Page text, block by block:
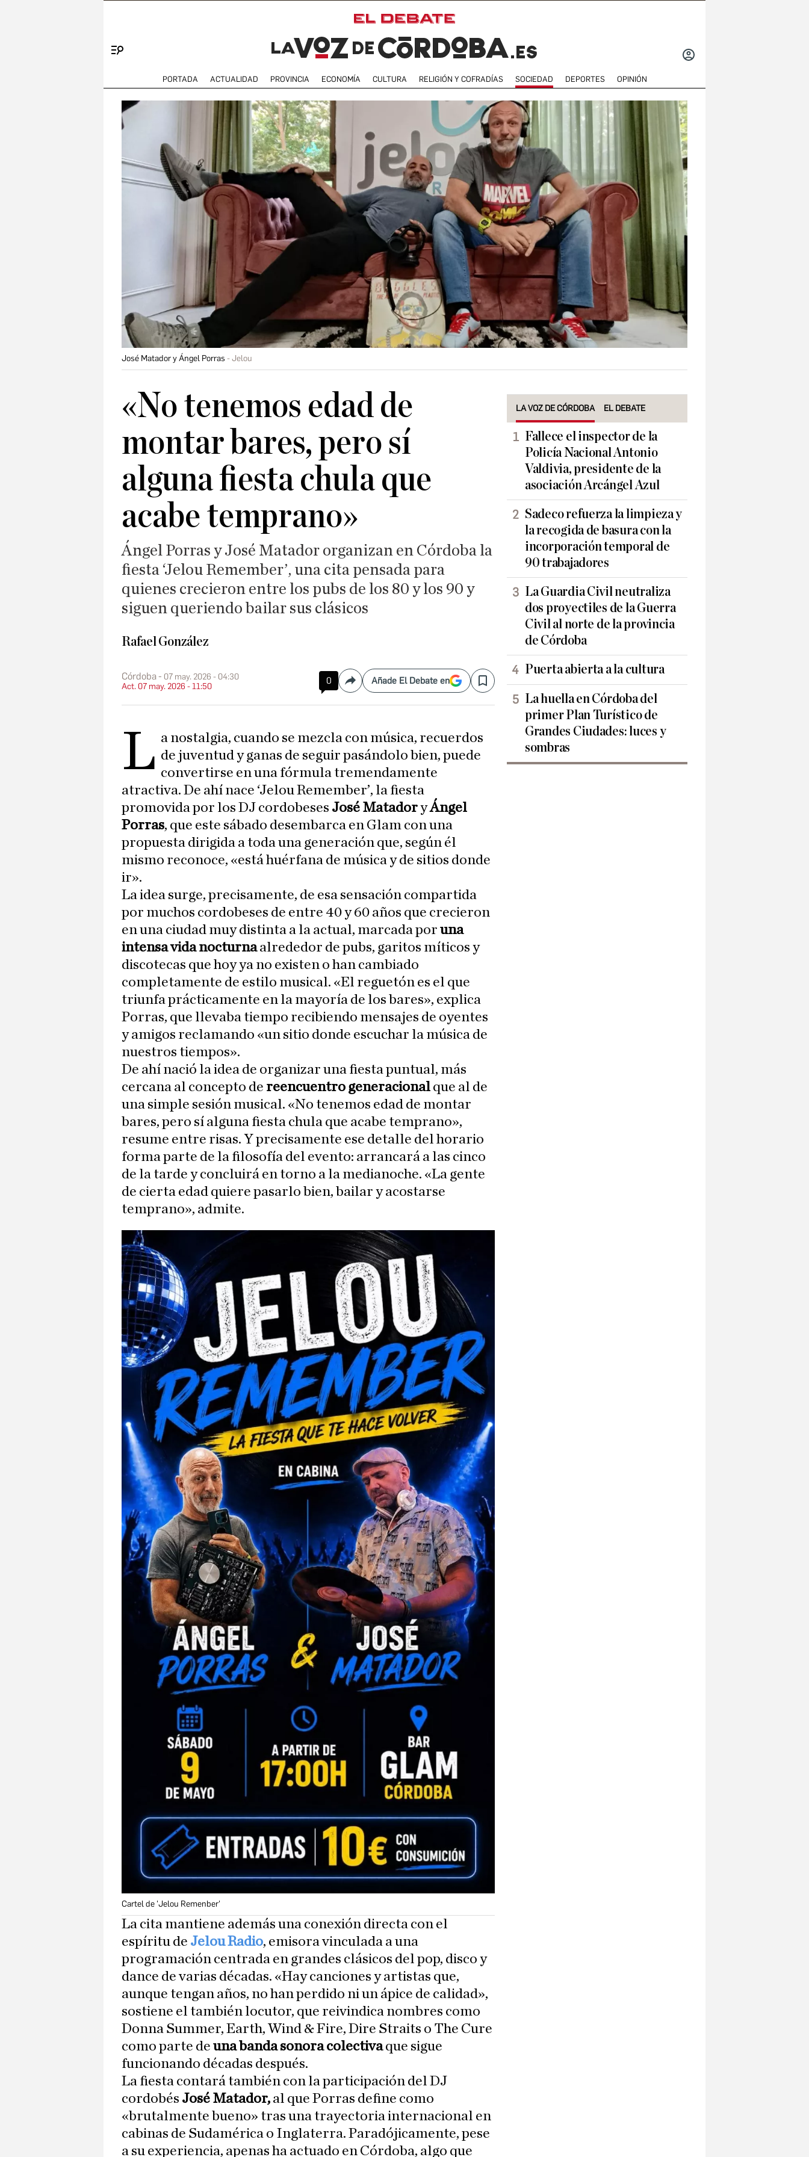
PORTADA ACTUALIDAD PROVINCIA ECONOMÍA CULTURA RELIGIÓN Y COFRADÍAS SOCIEDAD DEPORTES OPINIÓN
José Matador y Ángel Porras Jelou
«No tenemos edad de
montar bares, pero sí
alguna fiesta chula que
acabe temprano»
Ángel Porras y José Matador organizan en Córdoba la
fiesta ‘Jelou Remember’, una cita pensada para
quienes crecieron entre los pubs de los 80 y los 90 y
siguen queriendo bailar sus clásicos
Rafael González
Córdoba
07 may. 2026 - 04:30
Act. 07 may. 2026 - 11:50
0 CompartirAñade El Debate en Save
L a nostalgia, cuando se mezcla con música, recuerdos
de juventud y ganas de seguir pasándolo bien, puede
convertirse en una fórmula tremendamente
atractiva. De ahí nace ‘Jelou Remember’, la fiesta
promovida por los DJ cordobeses José MatadoryÁngel
Porras, que este sábado desembarca en Glam con una
propuesta dirigida a toda una generación que, según él
mismo reconoce, «está huérfana de música y de sitios donde
ir».
La idea surge, precisamente, de esa sensación compartida
por muchos cordobeses de entre 40 y 60 años que crecieron
en una ciudad muy distinta a la actual, marcada por una
intensa vida nocturnaalrededor de pubs, garitos míticos y
discotecas que hoy ya no existen o han cambiado
completamente de estilo musical. «El reguetón es el que
triunfa prácticamente en la mayoría de los bares», explica
Porras, que llevaba tiempo recibiendo mensajes de oyentes
y amigos reclamando «un sitio donde escuchar la música de
nuestros tiempos».
De ahí nació la idea de organizar una fiesta puntual, más
cercana al concepto de reencuentro generacional que al de
una simple sesión musical. «No tenemos edad de montar
bares, pero sí alguna fiesta chula que acabe temprano»,
resume entre risas. Y precisamente ese detalle del horario
forma parte de la filosofía del evento: arrancará a las cinco
de la tarde y concluirá en torno a la medianoche. «La gente
de cierta edad quiere pasarlo bien, bailar y acostarse
temprano», admite.
Cartel de 'Jelou Remenber'
La cita mantiene además una conexión directa con el
espíritu de Jelou Radio, emisora vinculada a una
programación centrada en grandes clásicos del pop, disco y
dance de varias décadas. «Hay canciones y artistas que,
aunque tengan años, no han perdido ni un ápice de calidad»,
sostiene el también locutor, que reivindica nombres como
Donna Summer, Earth, Wind & Fire, Dire Straits o The Cure
como parte de una banda sonora colectivaque sigue
funcionando décadas después.
La fiesta contará también con la participación del DJ
cordobés José Matador, al que Porras define como
«brutalmente bueno» tras una trayectoria internacional en
cabinas de Sudamérica o Inglaterra. Paradójicamente, pese
a su experiencia, apenas ha actuado en Córdoba, algo que
LA VOZ DE CÓRDOBA EL DEBATE
Fallece el inspector de la
Policía Nacional Antonio
Valdivia, presidente de la
asociación Arcángel Azul
Sadeco refuerza la limpieza y
la recogida de basura con la
incorporación temporal de
90 trabajadores
La Guardia Civil neutraliza
dos proyectiles de la Guerra
Civil al norte de la provincia
de Córdoba
Puerta abierta a la cultura
La huella en Córdoba del
primer Plan Turístico de
Grandes Ciudades: luces y
sombras